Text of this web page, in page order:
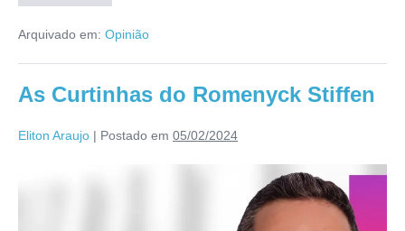
Arquivado em: Opinião
As Curtinhas do Romenyck Stiffen
Eliton Araujo | Postado em 05/02/2024